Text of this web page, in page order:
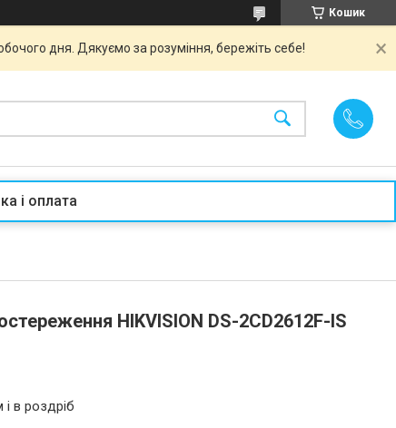
Кошик
дня. Дякуємо за розуміння, бережіть себе!
і оплата
HIKVISION DS-2CD2612F-IS
в роздріб